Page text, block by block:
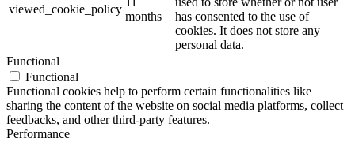
viewed_cookie_policy
months
has consented to the use of
cookies. It does not store any
personal data.
Functional
Functional
Functional cookies help to perform certain functionalities like
sharing the content of the website on social media platforms, collect
feedbacks, and other third-party features.
Performance